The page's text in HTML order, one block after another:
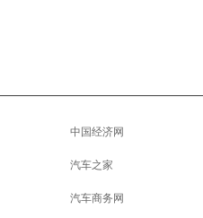
中国经济网
汽车之家
汽车商务网